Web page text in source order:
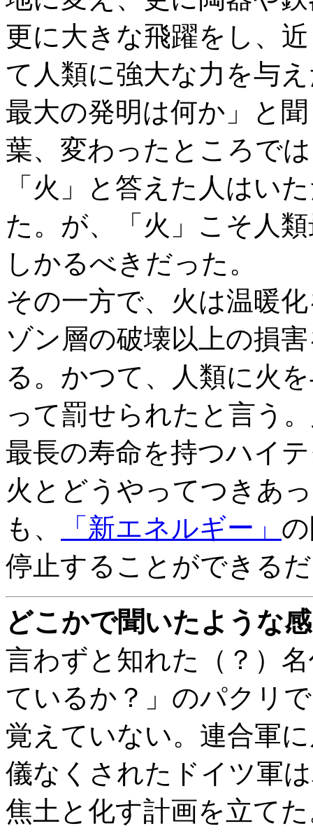
更に大きな飛躍をし、
て人類に強大な力を与
最大の発明は何か」と
葉、変わったところで
「火」と答えた人はい
た。が、「火」こそ人
しかるべきだった。
その一方で、火は温暖
ゾン層の破壊以上の損
る。かつて、人類に火
って罰せられたと言う
最長の寿命を持つハイ
火とどうやってつきあ
も、
「新エネルギー」
停止することができる
どこかで聞いたような
言わずと知れた（？）
ているか？」のパクリ
覚えていない。連合軍
儀なくされたドイツ軍
焦土と化す計画を立て